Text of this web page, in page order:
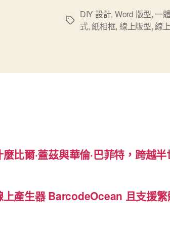
標
DIY 設計, Word 版型,一
式,紙相框, 線上版型,線
麼比爾·蓋茲與華倫·巴菲特，跨越
上產生器 BarcodeOcean 且支援繁